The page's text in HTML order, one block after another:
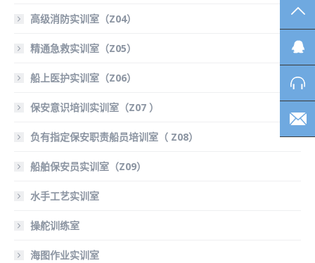
高级消防实训室（Z04）
精通急救实训室（Z05）
船上医护实训室（Z06）
保安意识培训实训室（Z07 ）
负有指定保安职责船员培训室（ Z08）
船舶保安员实训室（Z09）
水手工艺实训室
操舵训练室
海图作业实训室